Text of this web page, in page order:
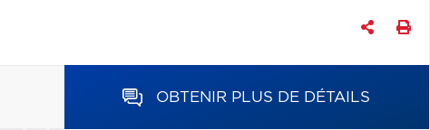
OBTENIR PLUS DE DÉTAILS